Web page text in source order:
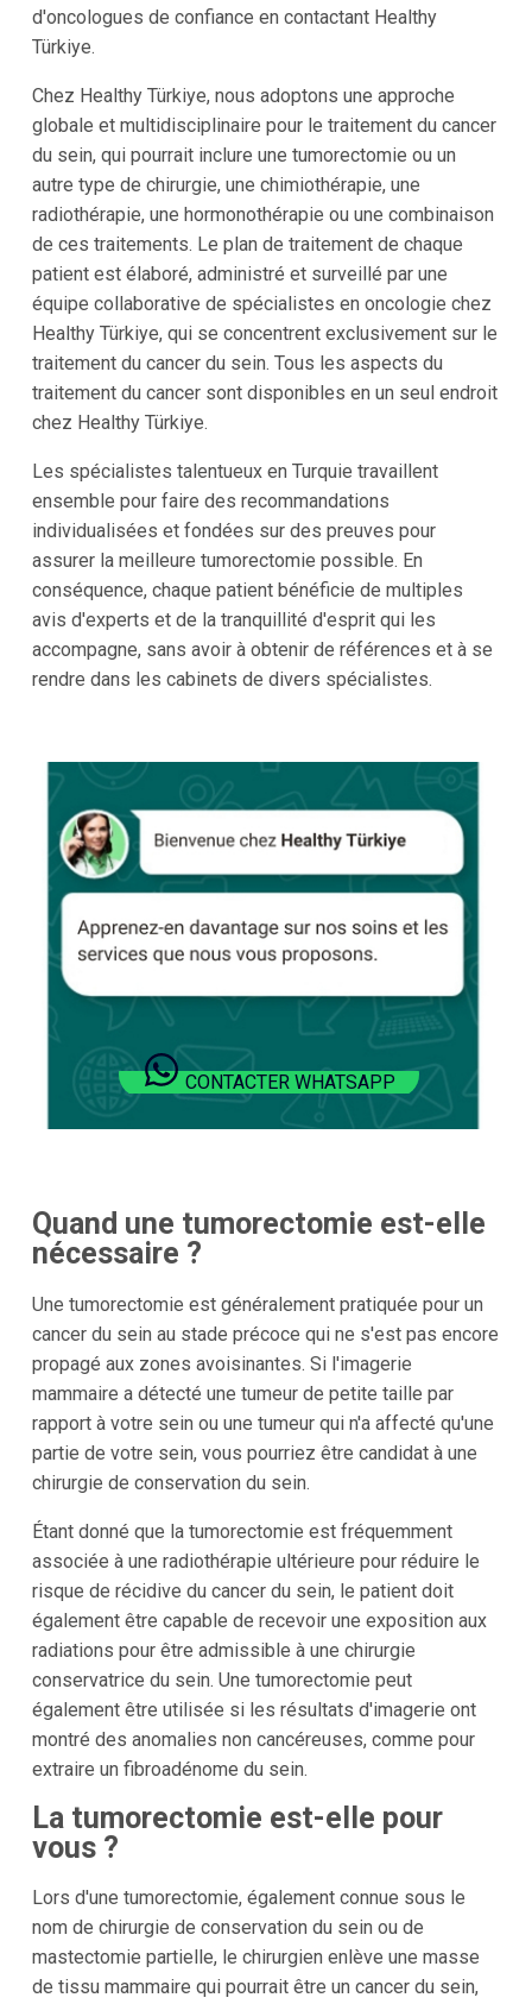
d'oncologues de confiance en contactant Healthy
Türkiye.
Chez Healthy Türkiye, nous adoptons une approche
globale et multidisciplinaire pour le traitement du cancer
du sein, qui pourrait inclure une tumorectomie ou un
autre type de chirurgie, une chimiothérapie, une
radiothérapie, une hormonothérapie ou une combinaison
de ces traitements. Le plan de traitement de chaque
patient est élaboré, administré et surveillé par une
équipe collaborative de spécialistes en oncologie chez
Healthy Türkiye, qui se concentrent exclusivement sur le
traitement du cancer du sein. Tous les aspects du
traitement du cancer sont disponibles en un seul endroit
chez Healthy Türkiye.
Les spécialistes talentueux en Turquie travaillent
ensemble pour faire des recommandations
individualisées et fondées sur des preuves pour
assurer la meilleure tumorectomie possible. En
conséquence, chaque patient bénéficie de multiples
avis d'experts et de la tranquillité d'esprit qui les
accompagne, sans avoir à obtenir de références et à se
rendre dans les cabinets de divers spécialistes.
CONTACTER WHATSAPP
Quand une tumorectomie est-elle
nécessaire ?
Une tumorectomie est généralement pratiquée pour un
cancer du sein au stade précoce qui ne s'est pas encore
propagé aux zones avoisinantes. Si l'imagerie
mammaire a détecté une tumeur de petite taille par
rapport à votre sein ou une tumeur qui n'a affecté qu'une
partie de votre sein, vous pourriez être candidat à une
chirurgie de conservation du sein.
Étant donné que la tumorectomie est fréquemment
associée à une radiothérapie ultérieure pour réduire le
risque de récidive du cancer du sein, le patient doit
également être capable de recevoir une exposition aux
radiations pour être admissible à une chirurgie
conservatrice du sein. Une tumorectomie peut
également être utilisée si les résultats d'imagerie ont
montré des anomalies non cancéreuses, comme pour
extraire un fibroadénome du sein.
La tumorectomie est-elle pour
vous ?
Lors d'une tumorectomie, également connue sous le
nom de chirurgie de conservation du sein ou de
mastectomie partielle, le chirurgien enlève une masse
de tissu mammaire qui pourrait être un cancer du sein,